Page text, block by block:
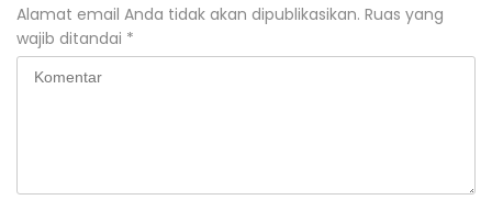
Alamat email Anda tidak akan dipublikasikan. Ruas yang
wajib ditandai *